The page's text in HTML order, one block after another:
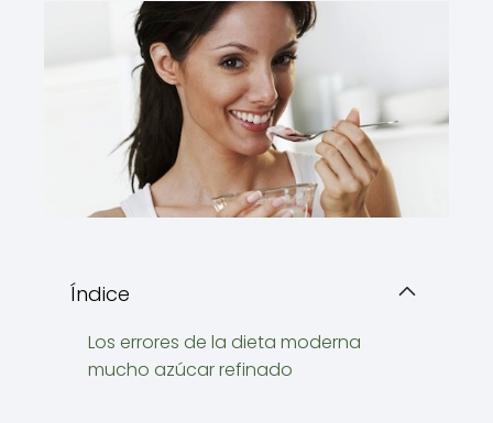
Índice
Los errores de la dieta moderna
mucho azúcar refinado